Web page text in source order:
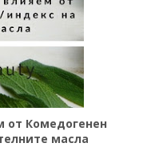
от Комедогенен
масла